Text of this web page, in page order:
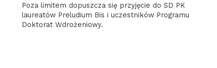
Poza limitem dopuszcza się przyjęcie do SD PK
laureatów Preludium Bis i uczestników Programu
Doktorat Wdrożeniowy.